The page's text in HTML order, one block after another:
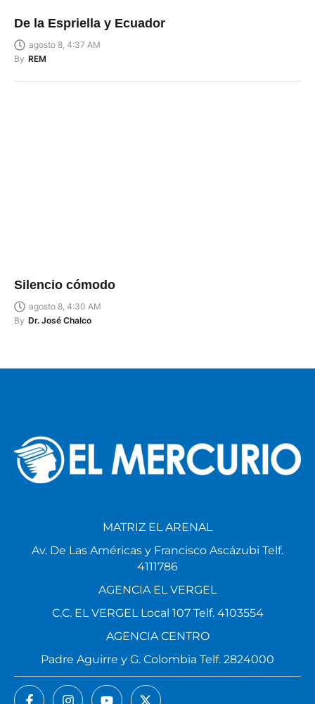
De la Espriella y Ecuador
agosto 8, 4:37 AM
By REM
Silencio cómodo
agosto 8, 4:30 AM
By Dr. José Chalco
MATRIZ EL ARENAL
Av. De Las Américas y Francisco Ascázubi Telf.
4111786
AGENCIA EL VERGEL
C.C. EL VERGEL Local 107 Telf. 4103554
AGENCIA CENTRO
Padre Aguirre y G. Colombia Telf. 2824000